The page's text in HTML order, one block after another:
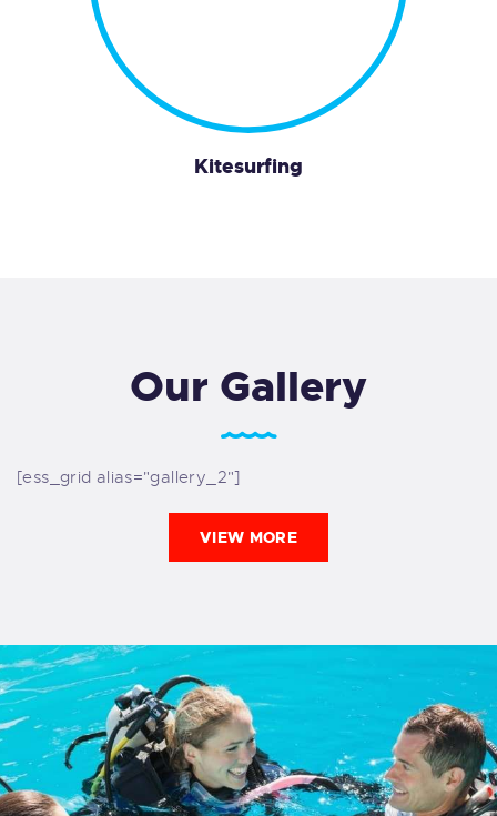
Kitesurfing
Our Gallery
[ess_grid alias="gallery_2"]
VIEW MORE